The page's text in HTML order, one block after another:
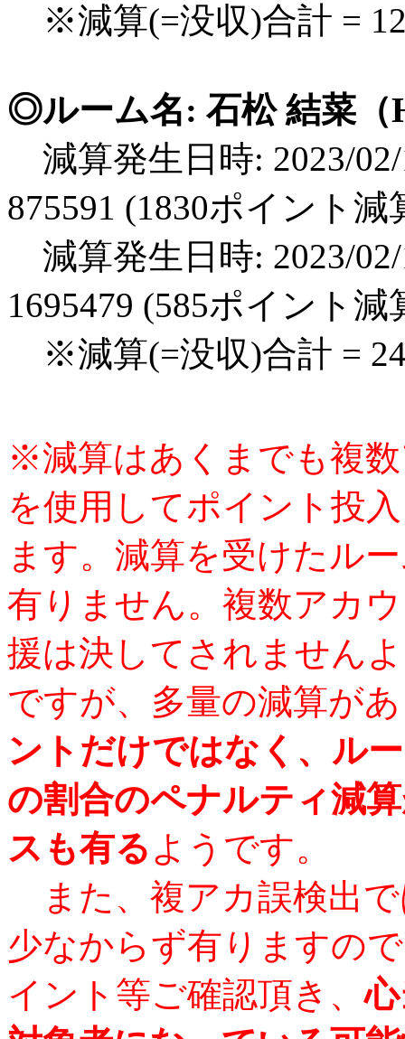
※減算(=没収)合計 =
◎ルーム名: 石松 結菜（
減算発生日時: 2023/
875591 (1830ポイント減
減算発生日時: 2023/
1695479 (585ポイント減
※減算(=没収)合計 =
※減算はあくまでも複
を使用してポイント投
ます。減算を受けたル
有りません。複数アカ
援は決してされません
ですが、多量の減算が
ントだけではなく、ル
の割合のペナルティ減
スも有る ようです。
また、複アカ誤検出
少なからず有りますの
イント等ご確認頂き、